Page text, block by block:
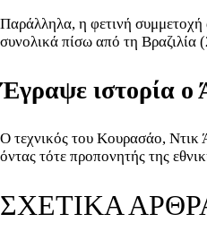
Παράλληλα, η φετινή συμμετοχή
συνολικά πίσω από τη Βραζιλία
Έγραψε ιστορία ο
Ο τεχνικός του Κουρασάο, Ντικ
όντας τότε προπονητής της
ΣΧΕΤΙΚΑ